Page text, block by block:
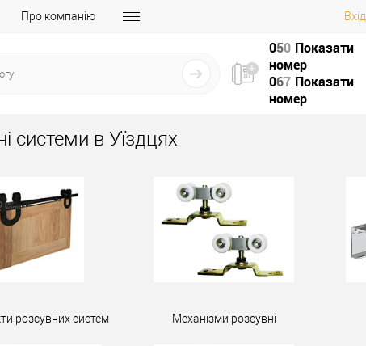
Про компанію Вхід
050 Показати
номер
067 Показати
номер
системи в Уїздцях
розсувних систем Механізми розсувні